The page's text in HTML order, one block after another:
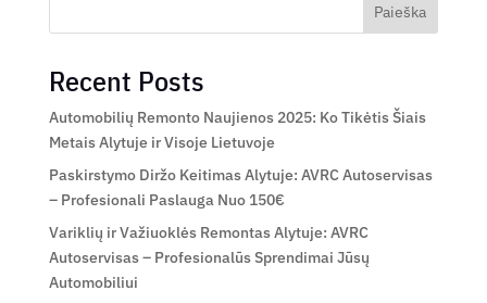
Paieška
Recent Posts
Automobilių Remonto Naujienos 2025: Ko Tikėtis Šiais
Metais Alytuje ir Visoje Lietuvoje
Paskirstymo Diržo Keitimas Alytuje: AVRC Autoservisas
– Profesionali Paslauga Nuo 150€
Variklių ir Važiuoklės Remontas Alytuje: AVRC
Autoservisas – Profesionalūs Sprendimai Jūsų
Automobiliui